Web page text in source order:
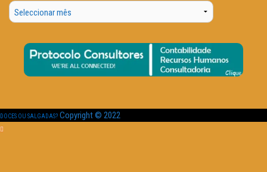
Por
Data
DOCES OU SALGADAS? Copyright © 2022